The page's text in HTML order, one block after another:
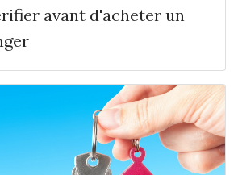
avant d'acheter un